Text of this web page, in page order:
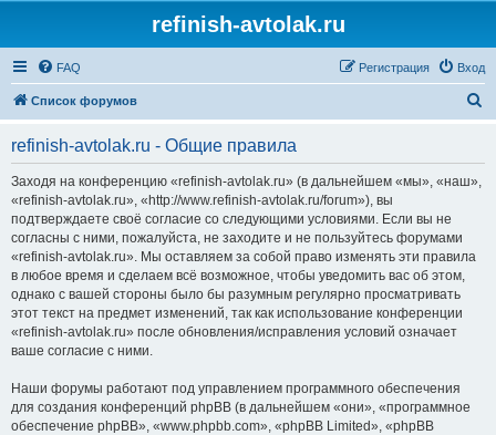
refinish-avtolak.ru
FAQ Вход
Регистрация
Список форумов
refinish-avtolak.ru - Общие правила
Заходя на конференцию «refinish-avtolak.ru» (в дальнейшем «мы», «наш»,
«refinish-avtolak.ru», «http://www.refinish-avtolak.ru/forum»), вы
подтверждаете своё согласие со следующими условиями. Если вы не
согласны с ними, пожалуйста, не заходите и не пользуйтесь форумами
«refinish-avtolak.ru». Мы оставляем за собой право изменять эти правила
в любое время и сделаем всё возможное, чтобы уведомить вас об этом,
однако с вашей стороны было бы разумным регулярно просматривать
этот текст на предмет изменений, так как использование конференции
«refinish-avtolak.ru» после обновления/исправления условий означает
ваше согласие с ними.
Наши форумы работают под управлением программного обеспечения
для создания конференций phpBB (в дальнейшем «они», «программное
обеспечение phpBB», «www.phpbb.com», «phpBB Limited», «phpBB